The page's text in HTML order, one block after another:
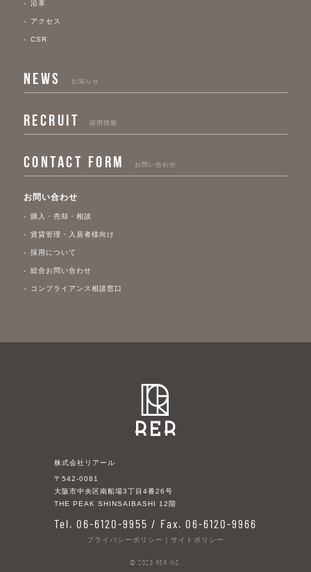
沿革
アクセス
CSR
NEWS お知らせ
RECRUIT 採用情報
CONTACT FORM お問い合わせ
お問い合わせ
購入・売却・相談
賃貸管理・入居者様向け
採用について
総合お問い合わせ
コンプライアンス相談窓口
株式会社リアール
〒542-0081
大阪市中央区南船場3丁目4番26号
THE PEAK SHINSAIBASHI 12階
Tel. 06-6120-9955 / Fax. 06-6120-9966
プライバシーポリシー サイトポリシー
© 2023 RER Inc.